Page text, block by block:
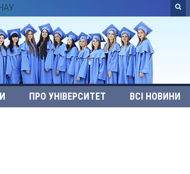
ПРО УНІВЕРСИТЕТ ВСІ НОВИНИ